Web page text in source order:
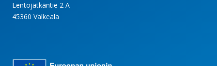
Lentojätkäntie 2 A
45360 Valkeala